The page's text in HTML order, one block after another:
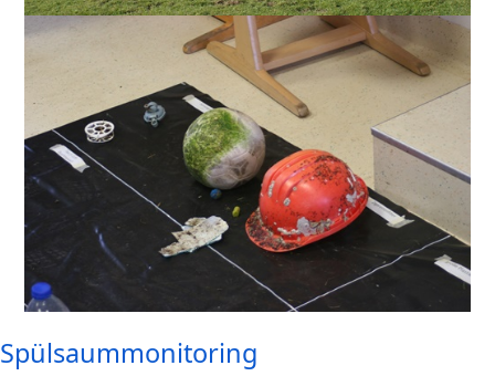
Spülsaummonitoring